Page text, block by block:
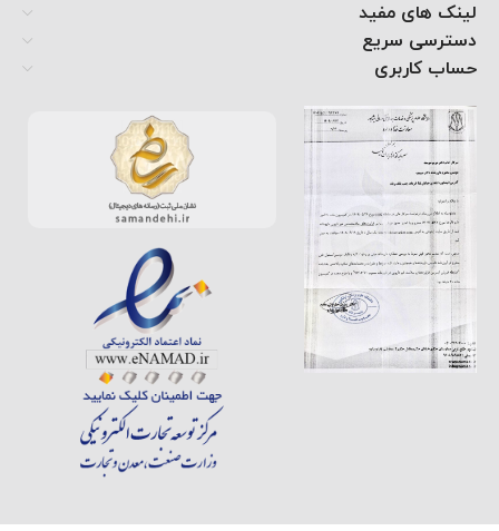
لینک های مفید
دسترسی سریع
حساب کاربری